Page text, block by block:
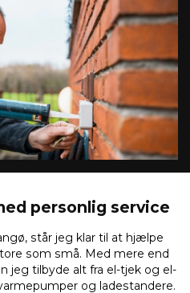
personlig service
står jeg klar til at hjælpe
som små. Med mere end
jeg tilbyde alt fra el-tjek og el-
og ladestandere.